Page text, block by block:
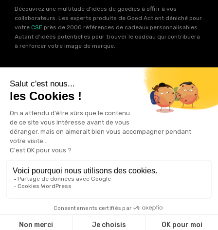
Découvrez une multitude d’idées de goodies à offrir à vos
collaborateurs. Les experts produits de Good Act ont déniché pour
votre CSE près de 2000 références de cadeaux personnalisables.
Autant d’idées potentielles pour trouver le cadeau qui contribuera
à renforcer votre image de marque.
Vous souhaitez communiquer en accord avec vos valeurs ? Ca
tombe bien ! Un grand nombre de produits présents sur Good Act
Notre sélection RSEvous
permet de trouver un goodies parfait pour votre campagne de
communication. Des produits fabriqués avec amour dans de
bonnes conditions et un impact limité sur la planête.